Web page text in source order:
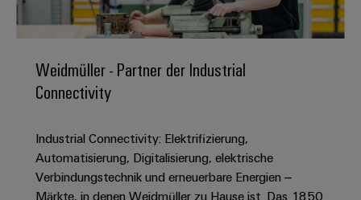
erlebbar
werden.
Lösungen
und
Produkte
Rechenzentren
–
effizient,
zuverlässig,
Anschlusstechnologie
Microgrids
OS
Edge
Computing
Leiterplattenklemmen
und
-
Kabeleinführungssysteme
und
-
Fast
Service
Beratung
und
digitale
Vertrieb uns
Info
für
unsere
Unternehmen
Weidmüller
und
Fakten
Unser
Vorstand
Nachhaltigkeit
Karriere
Stellen
für
Berufserfahrene
Studierende
Werkstudententätigkeiten
Weidmüller - Partner der Industrial
Connectivity
Industrial Connectivity: Elektrifizierung,
Automatisierung, Digitalisierung, elektrische
Verbindungstechnik und erneuerbare Energien –
Märkte, in denen Weidmüller zu Hause ist. Das 1850